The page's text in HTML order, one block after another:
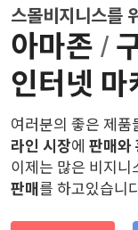
스몰비지니스를
아마존 /
인터넷 마
여러분의 좋은 제
라인 시장에 판매와
이제는 많은 비지니
판매를 하고있습니